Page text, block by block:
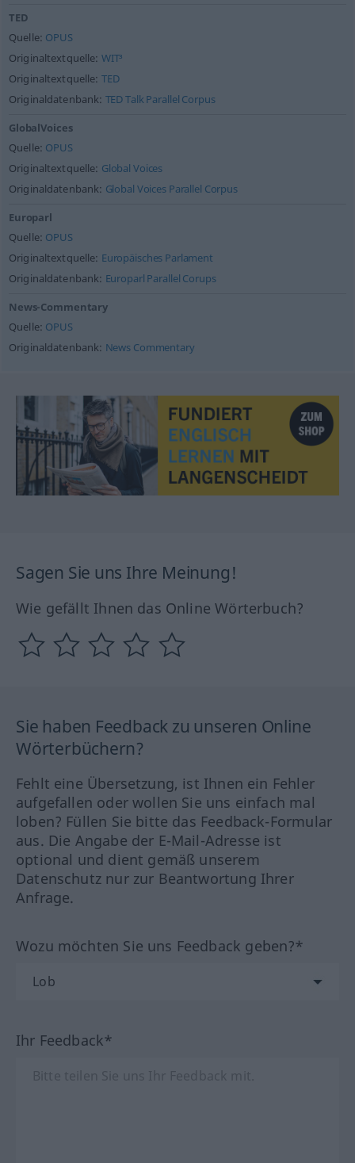
TED
Quelle: OPUS
Originaltextquelle: WIT³
Originaltextquelle: TED
Originaldatenbank: TED Talk Parallel Corpus
GlobalVoices
Quelle: OPUS
Originaltextquelle: Global Voices
Originaldatenbank: Global Voices Parallel Corpus
Europarl
Quelle: OPUS
Originaltextquelle: Europäisches Parlament
Originaldatenbank: Europarl Parallel Corups
News-Commentary
Quelle: OPUS
Originaldatenbank: News Commentary
Sagen Sie uns Ihre Meinung!
Wie gefällt Ihnen das Online Wörterbuch?
Sie haben Feedback zu unseren Online
Wörterbüchern?
Fehlt eine Übersetzung, ist Ihnen ein Fehler
aufgefallen oder wollen Sie uns einfach mal
loben? Füllen Sie bitte das Feedback-Formular
aus. Die Angabe der E-Mail-Adresse ist
optional und dient gemäß unserem
Datenschutz nur zur Beantwortung Ihrer
Anfrage.
Wozu möchten Sie uns Feedback geben?*
Ihr Feedback*